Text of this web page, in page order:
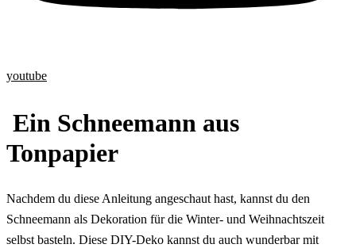
youtube
Ein Schneemann aus
Tonpapier
Nachdem du diese Anleitung angeschaut hast, kannst du den
Schneemann als Dekoration für die Winter- und Weihnachtszeit
selbst basteln. Diese DIY-Deko kannst du auch wunderbar mit